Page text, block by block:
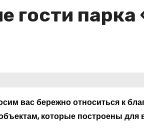
гости
вас бережно относиться к
которые построены для